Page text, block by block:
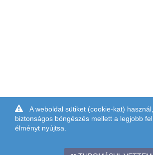
A weboldal sütiket (cookie-kat)
biztonságos böngészés mellett a legjobb
élményt nyújtsa.